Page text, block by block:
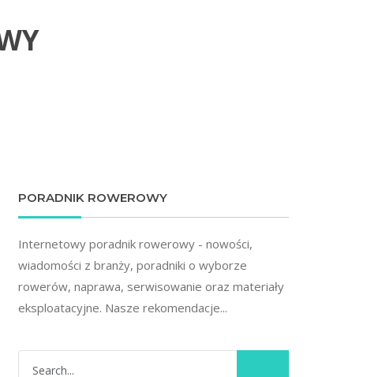
PORADNIK ROWEROWY
Internetowy poradnik rowerowy - nowości,
wiadomości z branży, poradniki o wyborze
rowerów, naprawa, serwisowanie oraz materiały
eksploatacyjne. Nasze rekomendacje...